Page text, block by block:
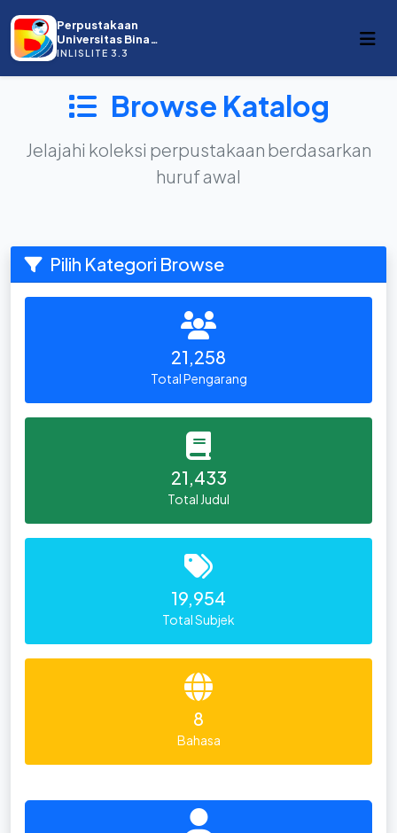
Perpustakaan
Universitas Bina
Darma
INLISLITE 3.3
Browse Katalog
Jelajahi koleksi perpustakaan berdasarkan
huruf awal
Pilih Kategori Browse
21,258
Total Pengarang
21,433
Total Judul
19,954
Total Subjek
8
Bahasa